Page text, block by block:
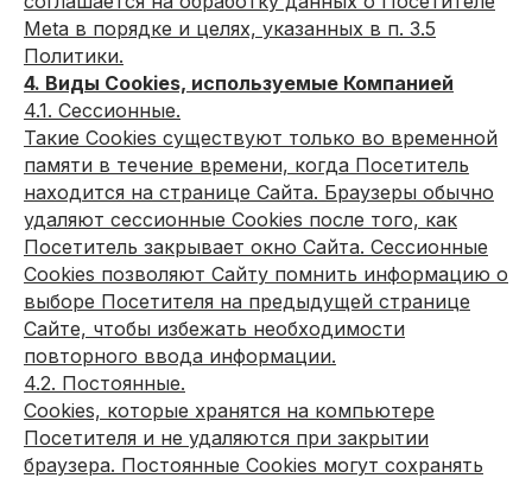
Meta в порядке и целях, указанных в п. 3.5
Политики.
4. Виды Cookies, используемые Компанией
4.1. Сессионные.
Такие Cookies существуют только во временной
памяти в течение времени, когда Посетитель
находится на странице Сайта. Браузеры обычно
удаляют сессионные Cookies после того, как
Посетитель закрывает окно Сайта. Сессионные
Cookies позволяют Сайту помнить информацию о
выборе Посетителя на предыдущей странице
Сайте, чтобы избежать необходимости
повторного ввода информации.
4.2. Постоянные.
Сookies, которые хранятся на компьютере
Посетителя и не удаляются при закрытии
браузера. Постоянные Сookies могут сохранять
Меню
Услуги
Выполненные объекты
О компании
Сотрудники
Отзывы
Сертификаты
ООО «ГК Стройкооператив»
ИНН: 7727308263
ОГРН: 1177746007614